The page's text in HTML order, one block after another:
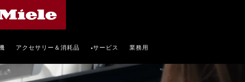
アクセサリー＆消耗品 •サービス 業務用